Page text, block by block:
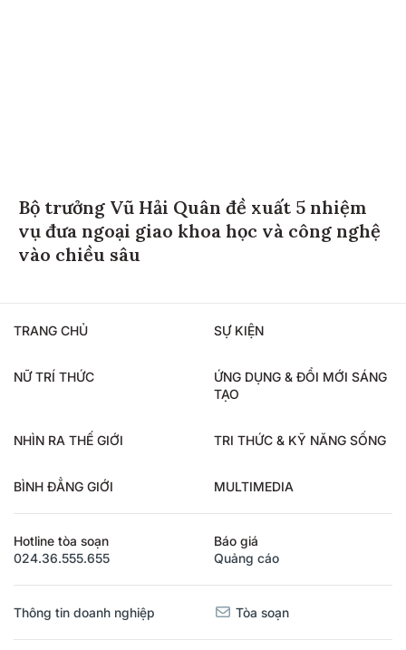
Bộ trưởng Vũ Hải Quân đề xuất 5 nhiệm
vụ đưa ngoại giao khoa học và công nghệ
vào chiều sâu
TRANG CHỦ SỰ KIỆN
NỮ TRÍ THỨC
ỨNG DỤNG & ĐỔI MỚI SÁNG
TẠO
NHÌN RA THẾ GIỚI TRI THỨC & KỸ NĂNG SỐNG
BÌNH ĐẲNG GIỚI MULTIMEDIA
Hotline tòa soạn
024.36.555.655
Báo giá
Quảng cáo
Thông tin doanh nghiệp Tòa soạn